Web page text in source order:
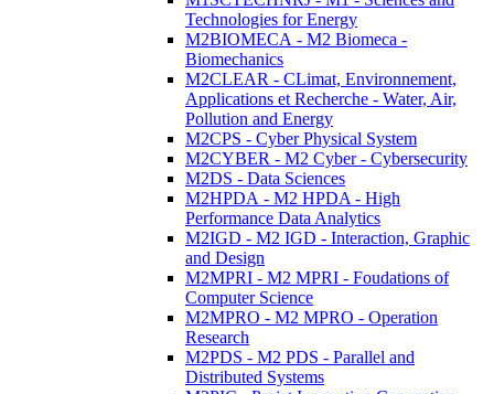
Technologies for Energy
M2BIOMECA - M2 Biomeca -
Biomechanics
M2CLEAR - CLimat, Environnement,
Applications et Recherche - Water, Air,
Pollution and Energy
M2CPS - Cyber Physical System
M2CYBER - M2 Cyber - Cybersecurity
M2DS - Data Sciences
M2HPDA - M2 HPDA - High
Performance Data Analytics
M2IGD - M2 IGD - Interaction, Graphic
and Design
M2MPRI - M2 MPRI - Foudations of
Computer Science
M2MPRO - M2 MPRO - Operation
Research
M2PDS - M2 PDS - Parallel and
Distributed Systems